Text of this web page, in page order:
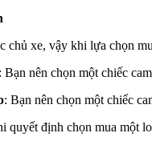
chủ xe, vậy khi lựa chọn
: Bạn nên chọn một chiếc
: Bạn nên chọn một chiếc
quyết định chọn mua một